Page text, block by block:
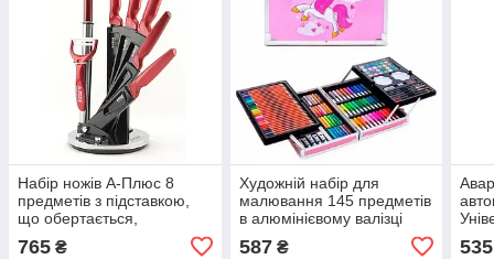
Набір ножів А-Плюс 8
предметів з підставкою,
що обертається,
765 ₴
Художній набір для
малювання 145 предметів
в алюмінієвому валізці
587₴ 535